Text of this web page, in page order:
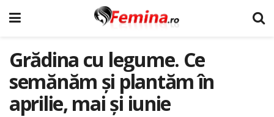
Grădina cu legume. Ce
semănăm și plantăm în
aprilie, mai și iunie